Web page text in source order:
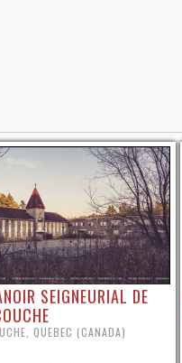
SEIGNEURIAL DE
QUEBEC (CANADA)